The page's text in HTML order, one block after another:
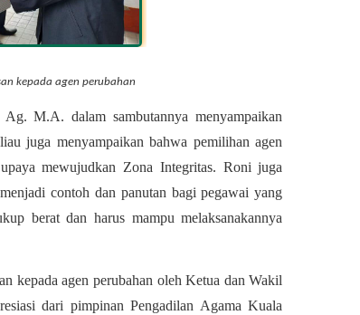
kepada agen perubahan
M.A. dalam sambutannya menyampaikan
juga menyampaikan bahwa pemilihan agen
mewujudkan Zona Integritas. Roni juga
contoh dan panutan bagi pegawai yang
berat dan harus mampu melaksanakannya
kepada agen perubahan oleh Ketua dan Wakil
dari pimpinan Pengadilan Agama Kuala